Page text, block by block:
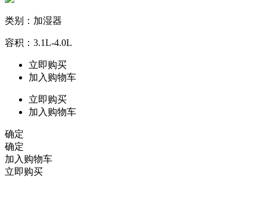
类别：加湿器
容积：3.1L-4.0L
立即购买
加入购物车
立即购买
加入购物车
确定
确定
加入购物车
立即购买